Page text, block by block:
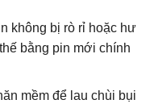
không bị rò rỉ hoặc hư
bằng pin mới chính
mềm để lau chùi bụi